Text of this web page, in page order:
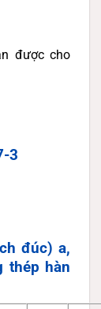
được cho
đúc) a,
thép hàn